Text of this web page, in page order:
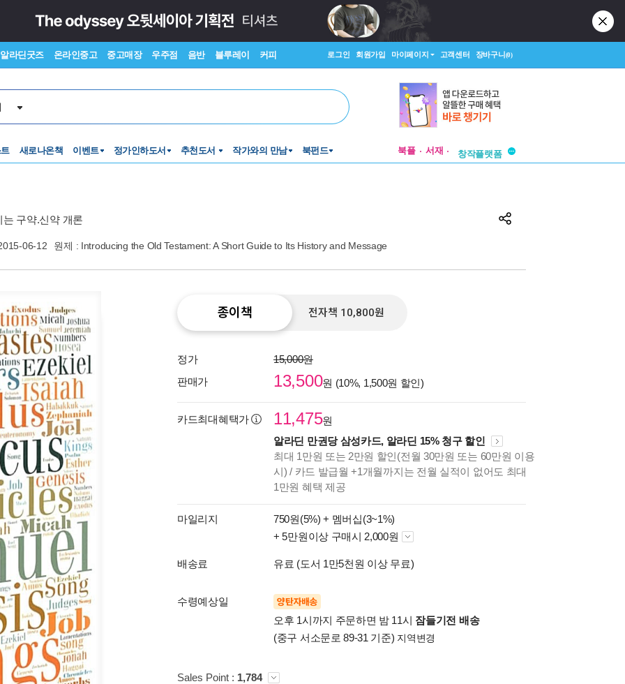
알라딘굿즈 온라인중고 중고매장 우주점 음반 블루레이 커피 로그인 회원가입 마이페이지 고객센터 장바구니(0)
새로나온책 이벤트 정가인하도서 추천도서 작가와의 만남 북펀드 북플 서재
창작플랫폼
는 구약.신약 개론
06-12 원제 : Introducing the Old Testament: A Short Guide to Its History and Message
종이책 전자책 10,800원
정가
15,000원
판매가
13,500원 (10%, 1,500원 할인)
카드최대혜택가 11,475원
알라딘 만권당 삼성카드, 알라딘 15% 청구 할인
최대 1만원 또는 2만원 할인(전월 30만원 또는 60만원 이용
시) / 카드 발급월 +1개월까지는 전월 실적이 없어도 최대
1만원 혜택 제공
마일리지 750원(5%) + 멤버십(3~1%)
+ 5만원이상 구매시 2,000원
배송료 유료 (도서 1만5천원 이상 무료)
수령예상일 양탄자배송
오후 1시까지 주문하면 밤 11시 잠들기전 배송
(중구 서소문로 89-31 기준) 지역변경
Sales Point : 1,784